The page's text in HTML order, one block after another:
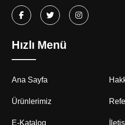
Hızlı Menü
Ana Sayfa
Ürünlerimiz
E-Katalog